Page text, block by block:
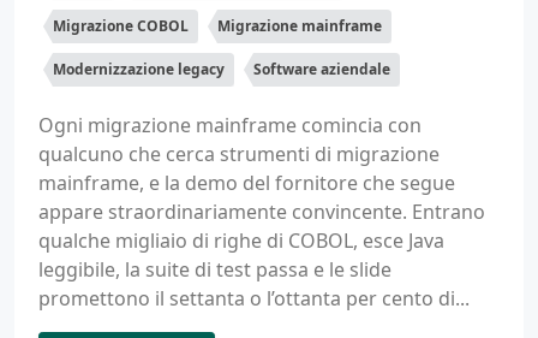
Migrazione COBOL Migrazione mainframe
Modernizzazione legacy Software aziendale
Ogni migrazione mainframe comincia con
qualcuno che cerca strumenti di migrazione
mainframe, e la demo del fornitore che segue
appare straordinariamente convincente. Entrano
qualche migliaio di righe di COBOL, esce Java
leggibile, la suite di test passa e le slide
promettono il settanta o l’ottanta per cento di...